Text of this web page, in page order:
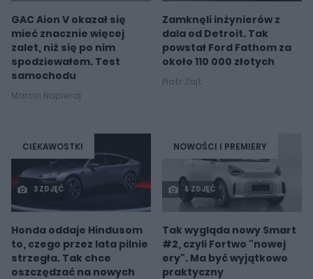
GAC Aion V okazał się
mieć znacznie więcej
zalet, niż się po nim
spodziewałem. Test
samochodu
Marcin Napieraj
Zamknęli inżynierów z
dala od Detroit. Tak
powstał Ford Fathom za
około 110 000 złotych
Piotr Zajt
CIEKAWOSTKI
3 ZDJĘĆ
Honda oddaje Hindusom
to, czego przez lata pilnie
strzegła. Tak chce
oszczędzać na nowych
NOWOŚCI I PREMIERY
5 ZDJĘĆ
Tak wygląda nowy Smart
#2, czyli Fortwo "nowej
ery". Ma być wyjątkowo
praktyczny